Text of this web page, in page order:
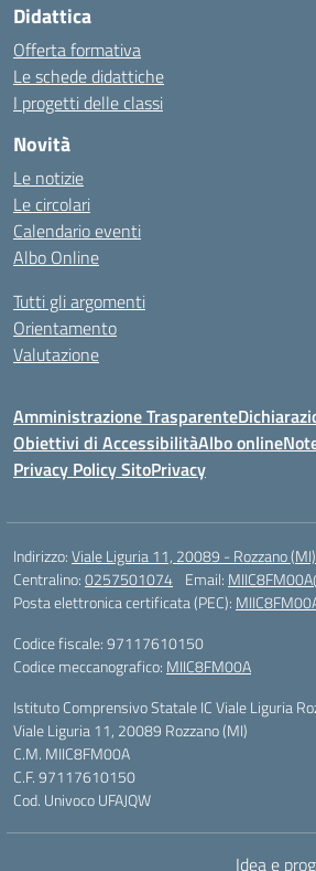
Didattica
Offerta formativa
Le schede didattiche
I progetti delle classi
Novità
Le notizie
Le circolari
Calendario eventi
Albo Online
Tutti gli argomenti
Orientamento
Valutazione
Amministrazione Trasparente
Obiettivi di AccessibilitàAlbo online
Privacy Policy SitoPrivacy
Indirizzo:Viale Liguria 11, 20089 - Rozzano (MI)
Centralino:0257501074 Email:
Posta elettronica certificata (PEC):
Codice fiscale: 97117610150
Codice meccanografico: MIIC8FM00A
Istituto Comprensivo Statale IC Viale Liguria
Viale Liguria 11, 20089 Rozzano (MI)
C.M. MIIC8FM00A
C.F. 97117610150
Cod. Univoco UFAJQW
Idea e